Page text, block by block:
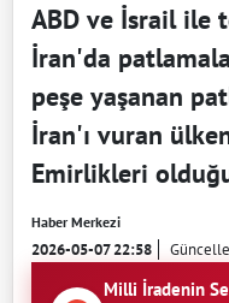
ABD ve İsrail ile
İran'da
peşe yaşanan
İran'ı vuran
Emirlikleri
Haber Merkezi
2026-05-07 22:58
Milli İradenin